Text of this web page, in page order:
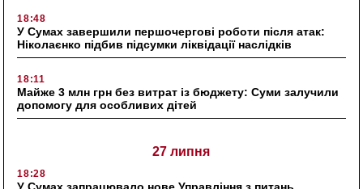
18:48
У Сумах завершили першочергові роботи після атак:
Ніколаєнко підбив підсумки ліквідації наслідків
18:11
Майже 3 млн грн без витрат із бюджету: Суми залучили
допомогу для особливих дітей
27 липня
18:28
У Сумах запрацювало нове Управління з питань